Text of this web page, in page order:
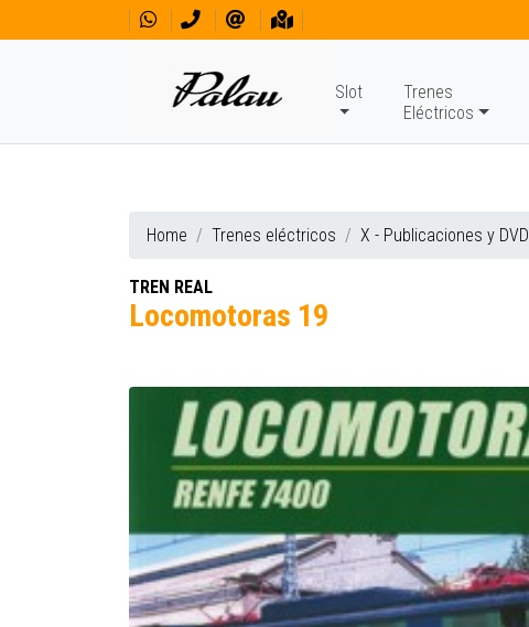
Slot
Trenes
Eléctricos
Home Trenes eléctricos X - Publicaciones y DVD
TREN REAL
Locomotoras 19